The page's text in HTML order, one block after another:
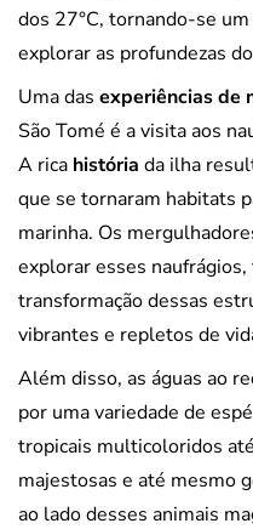
dos 27°C, tornando-se
explorar as profundezas
Uma das experiências de
São Tomé é a visita aos
A rica história da ilha
que se tornaram habitats
marinha. Os
explorar esses
transformação dessas
vibrantes e repletos de
Além disso, as águas ao
por uma variedade de
tropicais multicoloridos
majestosas e até mesmo
ao lado desses animais